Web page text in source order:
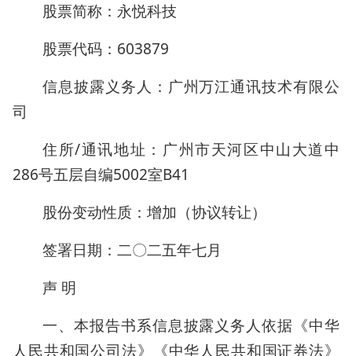
股票简称：永悦科技
股票代码：603879
信息披露义务人：广州万江通讯技术有限公
司
住所/通讯地址：广州市天河区中山大道中
286号五层自编5002室B41
股份变动性质：增加（协议转让）
签署日期：二〇二五年七月
声 明
一、本报告书系信息披露义务人依据《中华
人民共和国公司法》《中华人民共和国证券法》